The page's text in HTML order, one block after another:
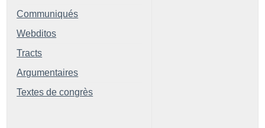
Communiqués
Webditos
Tracts
Argumentaires
Textes de congrès